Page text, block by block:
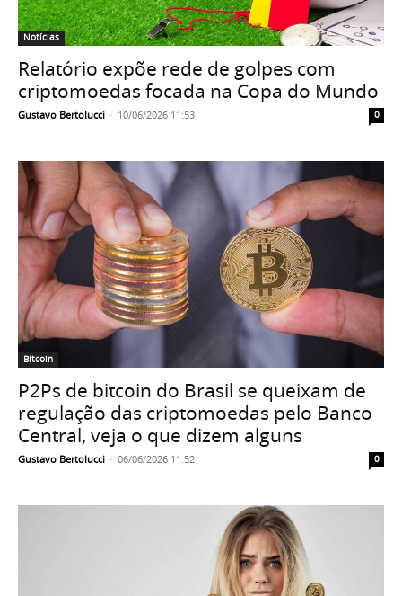
Notícias
Relatório expõe rede de golpes com
criptomoedas focada na Copa do Mundo
Gustavo Bertolucci - 10/06/2026 11:53 0
Bitcoin
P2Ps de bitcoin do Brasil se queixam de
regulação das criptomoedas pelo Banco
Central, veja o que dizem alguns
Gustavo Bertolucci - 06/06/2026 11:52 0